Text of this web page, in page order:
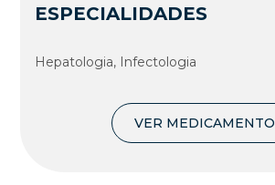
ESPECIALIDADES
Hepatologia, Infectologia
VER MEDICAMENTO